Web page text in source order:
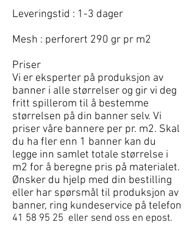
Leveringstid : 1-3 dager
Mesh : perforert 290 gr pr m2
Priser
Vi er eksperter på produksjon av
banner i alle størrelser og gir vi deg
fritt spillerom til å bestemme
størrelsen på din banner selv. Vi
priser våre bannere per pr. m2. Skal
du ha fler enn 1 banner kan du
legge inn samlet totale størrelse i
m2 for å beregne pris på materialet.
Ønsker du hjelp med din bestilling
eller har spørsmål til produksjon av
banner, ring kundeservice på telefon
41 58 95 25 eller send oss en epost.